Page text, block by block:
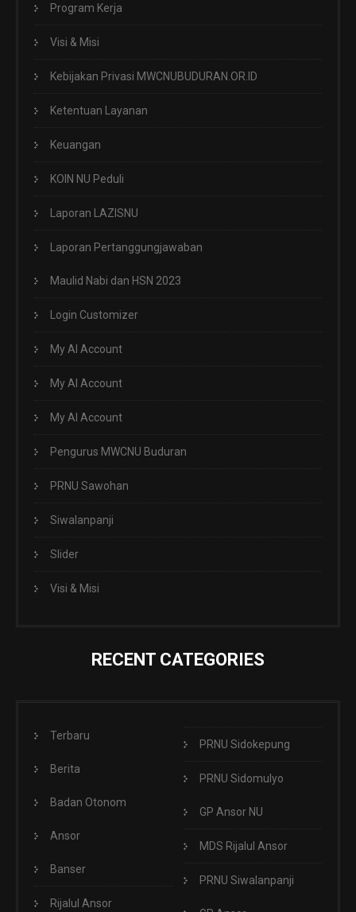
Program Kerja
Visi & Misi
Kebijakan Privasi MWCNUBUDURAN.OR.ID
Ketentuan Layanan
Keuangan
KOIN NU Peduli
Laporan LAZISNU
Laporan Pertanggungjawaban
Maulid Nabi dan HSN 2023
Login Customizer
My AI Account
My AI Account
My AI Account
Pengurus MWCNU Buduran
PRNU Sawohan
Siwalanpanji
Slider
Visi & Misi
RECENT CATEGORIES
Terbaru
Berita
Badan Otonom
Ansor
Banser
Rijalul Ansor
PRNU Sidokepung
PRNU Sidomulyo
GP Ansor NU
MDS Rijalul Ansor
PRNU Siwalanpanji